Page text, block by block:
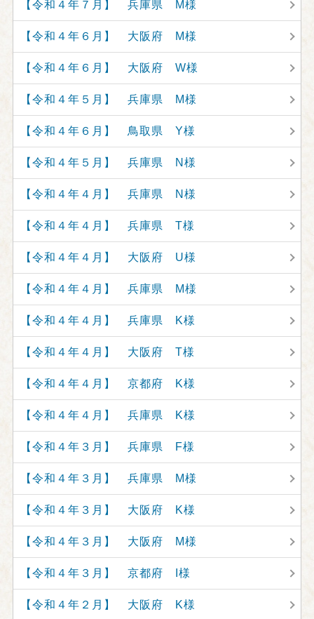
【令和４年７月】 兵庫県 M様
【令和４年６月】 大阪府 M様
【令和４年６月】 大阪府 W様
【令和４年５月】 兵庫県 M様
【令和４年６月】 鳥取県 Y様
【令和４年５月】 兵庫県 N様
【令和４年４月】 兵庫県 N様
【令和４年４月】 兵庫県 T様
【令和４年４月】 大阪府 U様
【令和４年４月】 兵庫県 M様
【令和４年４月】 兵庫県 K様
【令和４年４月】 大阪府 T様
【令和４年４月】 京都府 K様
【令和４年４月】 兵庫県 K様
【令和４年３月】 兵庫県 F様
【令和４年３月】 兵庫県 M様
【令和４年３月】 大阪府 K様
【令和４年３月】 大阪府 M様
【令和４年３月】 京都府 I様
【令和４年２月】 大阪府 K様